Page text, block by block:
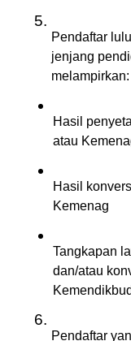
Pendaftar
jenjang
melampirkan:
Hasil
atau
Hasil
Kemenag
Tangkapan
dan/atau
Pendaftar